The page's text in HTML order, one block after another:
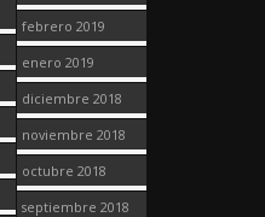
febrero 2019
enero 2019
diciembre 2018
noviembre 2018
octubre 2018
septiembre 2018